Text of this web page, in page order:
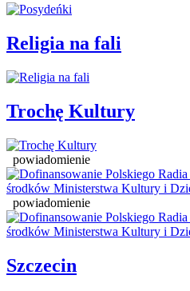
Religia na fali
Trochę Kultury
powiadomienie
powiadomienie
Szczecin